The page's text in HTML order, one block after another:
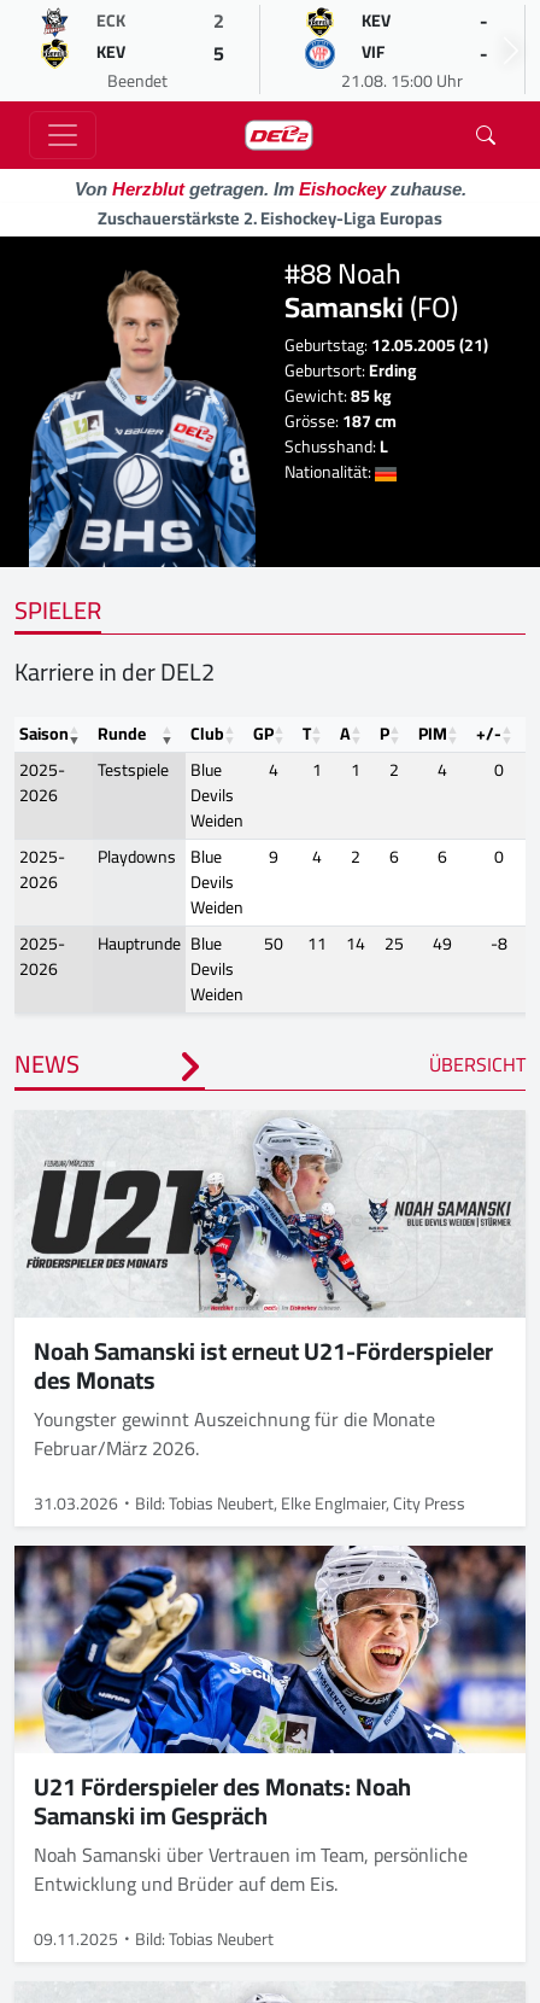
ECK 2
KEV 5
Beendet
KEV -
VIF -
21.08. 15:00 Uhr
Von Herzblutgetragen. Im Eishockeyzuhause.
Zuschauerstärkste 2. Eishockey-Liga Europas
#88 Noah
Samanski(FO)
Geburtstag:12.05.2005 (21)
Geburtsort:Erding
Gewicht:85 kg
Grösse:187 cm
Schusshand:L
Nationalität:
SPIELER
Karriere in der DEL2
Saison Runde Club GP T A P PIM +/-
2025-
2026
Testspiele
Blue
Devils
Weiden
4 1 1 2 4 0
2025-
2026
Playdowns Blue
Devils
Weiden
9 4 2 6 6 0
2025-
2026
Hauptrunde Blue
Devils
Weiden
50 11 14 25 49 -8
NEWS ÜBERSICHT
Noah Samanski ist erneut U21-Förderspieler
des Monats
Youngster gewinnt Auszeichnung für die Monate
Februar/März 2026.
31.03.2026 Bild: Tobias Neubert, Elke Englmaier, City Press
U21 Förderspieler des Monats: Noah
Samanski im Gespräch
Noah Samanski über Vertrauen im Team, persönliche
Entwicklung und Brüder auf dem Eis.
09.11.2025 Bild: Tobias Neubert